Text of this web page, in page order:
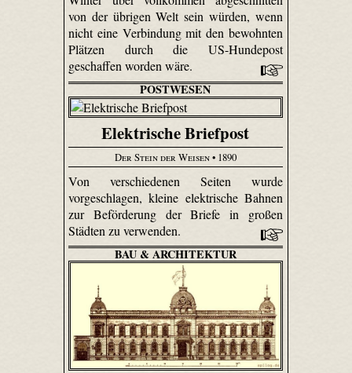
von der übrigen Welt sein würden, wenn
nicht eine Verbindung mit den bewohnten
Plätzen durch die US-Hundepost
geschaffen worden wäre.
POSTWESEN
Elektrische Briefpost
Der Stein der Weisen• 1890
Von verschiedenen Seiten wurde
vorgeschlagen, kleine elektrische Bahnen
zur Beförderung der Briefe in großen
Städten zu verwenden.
BAU & ARCHITEKTUR